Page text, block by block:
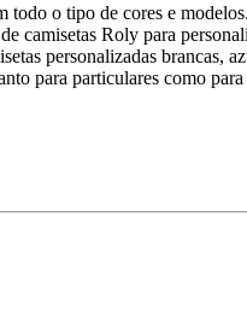
o tipo de cores e
camisetas Roly para
personalizadas brancas,
para particulares como